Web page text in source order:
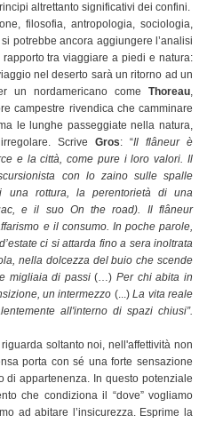
altrettanto significativi dei confini.
filosofia, antropologia, sociologia,
potrebbe ancora aggiungere l’analisi
tra viaggiare a piedi e natura:
nel deserto sarà un ritorno ad un
un nordamericano come Thoreau,
campestre rivendica che camminare
le lunghe passeggiate nella natura,
ScriveGros: “Il flâneur è
e la città, come pure i loro valori. Il
con lo zaino sulle spalle
una rottura, la perentorietà di una
e il suo On the road). Il flâneur
e il consumo. In poche parole,
ci si attarda fino a sera inoltrata
nella dolcezza del buio che scende
migliaia di passi(…)Per chi abita in
un intermezzo (...)La vita reale
all'interno di spazi chiusi”.
soltanto noi, nell'affettività non
porta con sé una forte sensazione
di appartenenza. In questo potenziale
che condiziona il “dove” vogliamo
ad abitare l’insicurezza. Esprime la